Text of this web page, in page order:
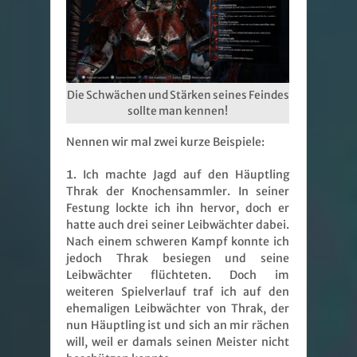
Die Schwächen und Stärken seines Feindes
sollte man kennen!
Nennen wir mal zwei kurze Beispiele:
Ich machte Jagd auf den Häuptling
Thrak der Knochensammler. In seiner
Festung lockte ich ihn hervor, doch er
hatte auch drei seiner Leibwächter dabei.
Nach einem schweren Kampf konnte ich
jedoch Thrak besiegen und seine
Leibwächter flüchteten. Doch im
weiteren Spielverlauf traf ich auf den
ehemaligen Leibwächter von Thrak, der
nun Häuptling ist und sich an mir rächen
will, weil er damals seinen Meister nicht